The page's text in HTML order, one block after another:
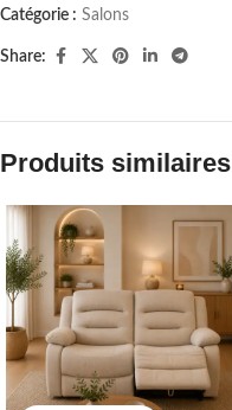
Catégorie : Salons
Share:
Produits similaires